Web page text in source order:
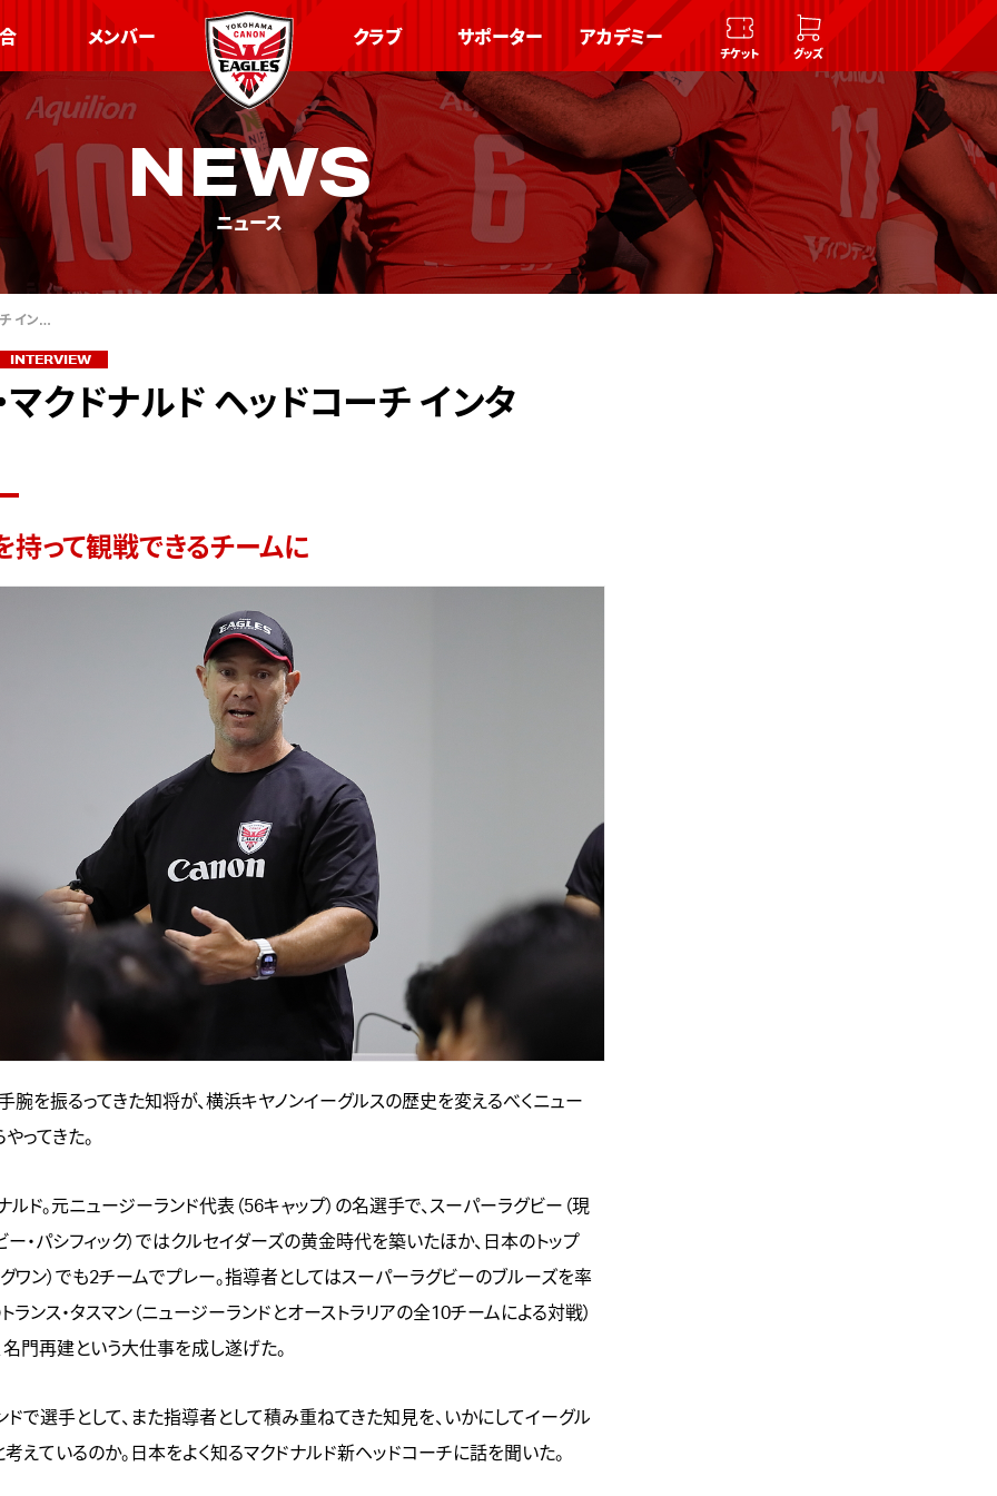
メンバー クラブ サポーター アカデミー
チケット グッズ
NEWS
ニュース
イン…
INTERVIEW
マクドナルド ヘッドコーチ インタ
持って観戦できるチームに
腕を振るってきた知将が、横浜キヤノンイーグルスの歴史を変えるべくニュー
ってきた。
ルド。元ニュージーランド代表（56キャップ）の名選手で、スーパーラグビー（現
・パシフィック）ではクルセイダーズの黄金時代を築いたほか、日本のトップ
グワン）でも2チームでプレー。指導者としてはスーパーラグビーのブルーズを率
ランス・タスマン（ニュージーランドとオーストラリアの全10チームによる対戦）
名門再建という大仕事を成し遂げた。
ドで選手として、また指導者として積み重ねてきた知見を、いかにしてイーグル
えているのか。日本をよく知るマクドナルド新ヘッドコーチに話を聞いた。